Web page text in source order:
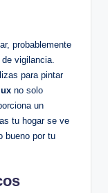
probablemente
vigilancia.
para pintar
no solo
un
tu hogar se ve
bueno por tu